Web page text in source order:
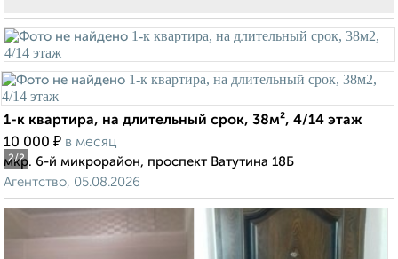
2/2
1-к квартира, на длительный срок, 38м², 4/14 этаж
10 000 ₽ в месяц
мкр. 6-й микрорайон, проспект Ватутина 18Б
Агентство, 05.08.2026